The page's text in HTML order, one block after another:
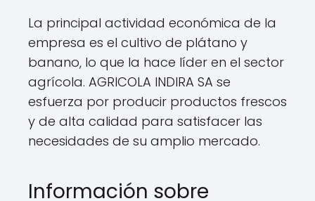
La principal actividad económica de la
empresa es el cultivo de plátano y
banano, lo que la hace líder en el sector
agrícola. AGRICOLA INDIRA SA se
esfuerza por producir productos frescos
y de alta calidad para satisfacer las
necesidades de su amplio mercado.
Información sobre